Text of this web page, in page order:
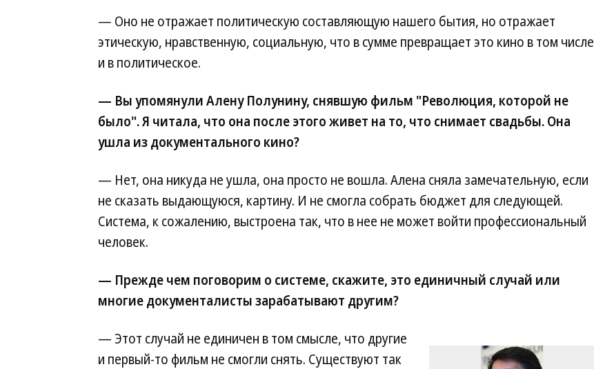
— Оно не отражает политическую составляющую нашего бытия, но отражает
этическую, нравственную, социальную, что в сумме превращает это кино в том числе
и в политическое.
— Вы упомянули Алену Полунину, снявшую фильм "Революция, которой не
было". Я читала, что она после этого живет на то, что снимает свадьбы. Она
ушла из документального кино?
— Нет, она никуда не ушла, она просто не вошла. Алена сняла замечательную, если
не сказать выдающуюся, картину. И не смогла собрать бюджет для следующей.
Система, к сожалению, выстроена так, что в нее не может войти профессиональный
человек.
— Прежде чем поговорим о системе, скажите, это единичный случай или
многие документалисты зарабатывают другим?
— Этот случай не единичен в том смысле, что другие
и первый-то фильм не смогли снять. Существуют так